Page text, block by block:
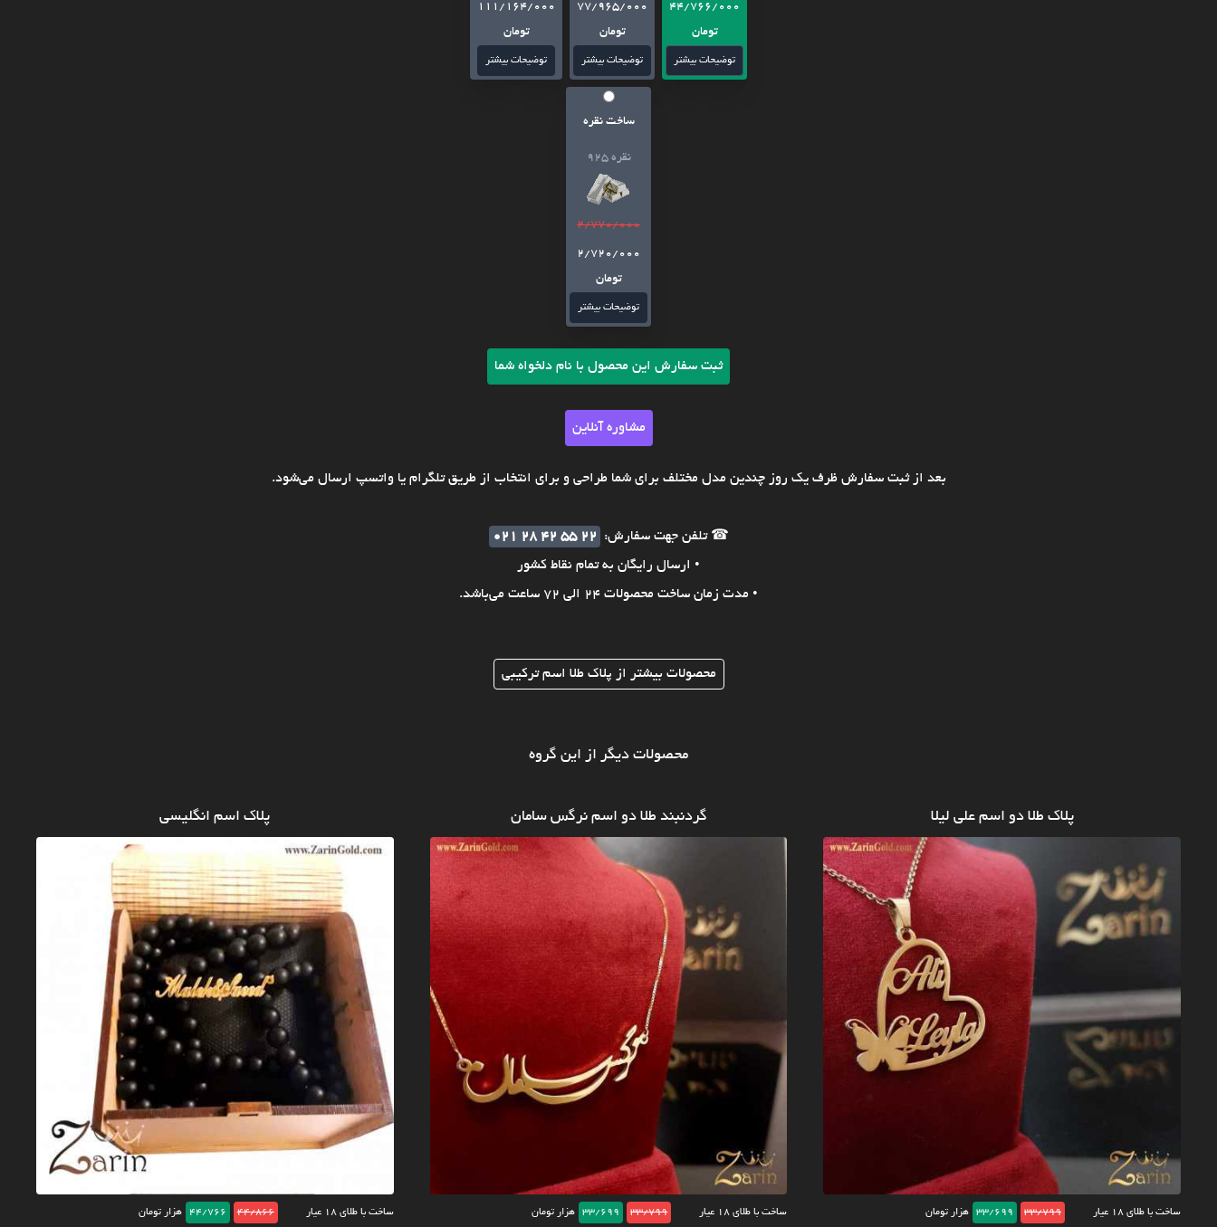
44/766/000
تومان
توضیحات بیشتر
77/965/000
تومان
توضیحات بیشتر
111/164/000
تومان
توضیحات بیشتر
ساخت نقره
نقره 925
2/770/000
2/720/000
تومان
توضیحات بیشتر
ثبت سفارش این محصول با نام دلخواه شما
مشاوره آنلاین
بعد از ثبت سفارش ظرف یک روز چندین مدل مختلف برای شما طراحی و برای انتخاب از طریق تلگرام یا واتسپ ارسال می‌شود.
☎ تلفن جهت سفارش:
021 28 42 55 22
• ارسال رایگان به تمام نقاط کشور
• مدت زمان ساخت محصولات 24 الی 72 ساعت می‌باشد.
محصولات بیشتر از پلاک طلا اسم ترکیبی
محصولات دیگر از این گروه
پلاک طلا دو اسم علی لیلا
ساخت با طلای ۱۸ عیار 33/799
33/699 هزار تومان
گردنبند طلا دو اسم نرگس سامان
ساخت با طلای ۱۸ عیار 33/799
33/699 هزار تومان
پلاک اسم انگلیسی
ساخت با طلای ۱۸ عیار 44/866
44/766 هزار تومان